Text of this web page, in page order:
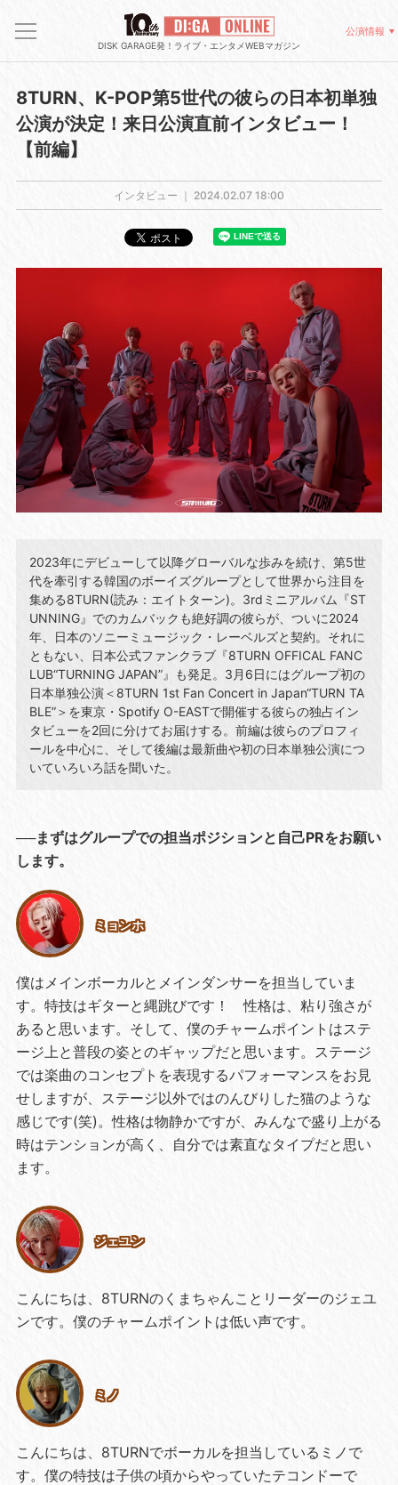
DISK GARAGE発！ライブ・エンタメWEBマガジン
公演情報
8TURN、K-POP第5世代の彼らの日本初単独
公演が決定！来日公演直前インタビュー！
【前編】
インタビュー ｜ 2024.02.07 18:00
2023年にデビューして以降グローバルな歩みを続け、第5世
代を牽引する韓国のボーイズグループとして世界から注目を
集める8TURN(読み：エイトターン)。3rdミニアルバム『ST
UNNING』でのカムバックも絶好調の彼らが、ついに2024
年、日本のソニーミュージック・レーベルズと契約。それに
ともない、日本公式ファンクラブ『8TURN OFFICAL FANC
LUB“TURNING JAPAN”』も発足。3月6日にはグループ初の
日本単独公演＜8TURN 1st Fan Concert in Japan“TURN TA
BLE”＞を東京・Spotify O-EASTで開催する彼らの独占イン
タビューを2回に分けてお届けする。前編は彼らのプロフィ
ールを中心に、そして後編は最新曲や初の日本単独公演につ
いていろいろ話を聞いた。
──まずはグループでの担当ポジションと自己PRをお願い
します。
ミョンホ
僕はメインボーカルとメインダンサーを担当していま
す。特技はギターと縄跳びです！ 性格は、粘り強さが
あると思います。そして、僕のチャームポイントはステ
ージ上と普段の姿とのギャップだと思います。ステージ
では楽曲のコンセプトを表現するパフォーマンスをお見
せしますが、ステージ以外ではのんびりした猫のような
感じです(笑)。性格は物静かですが、みんなで盛り上がる
時はテンションが高く、自分では素直なタイプだと思い
ます。
ジェユン
こんにちは、8TURNのくまちゃんことリーダーのジェユ
ンです。僕のチャームポイントは低い声です。
ミノ
こんにちは、8TURNでボーカルを担当しているミノで
す。僕の特技は子供の頃からやっていたテコンドーで